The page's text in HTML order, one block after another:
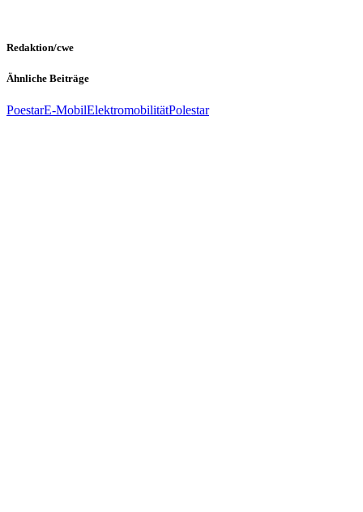
Redaktion/cwe
Ähnliche Beiträge
PoestarE-MobilElektromobilitätPolestar